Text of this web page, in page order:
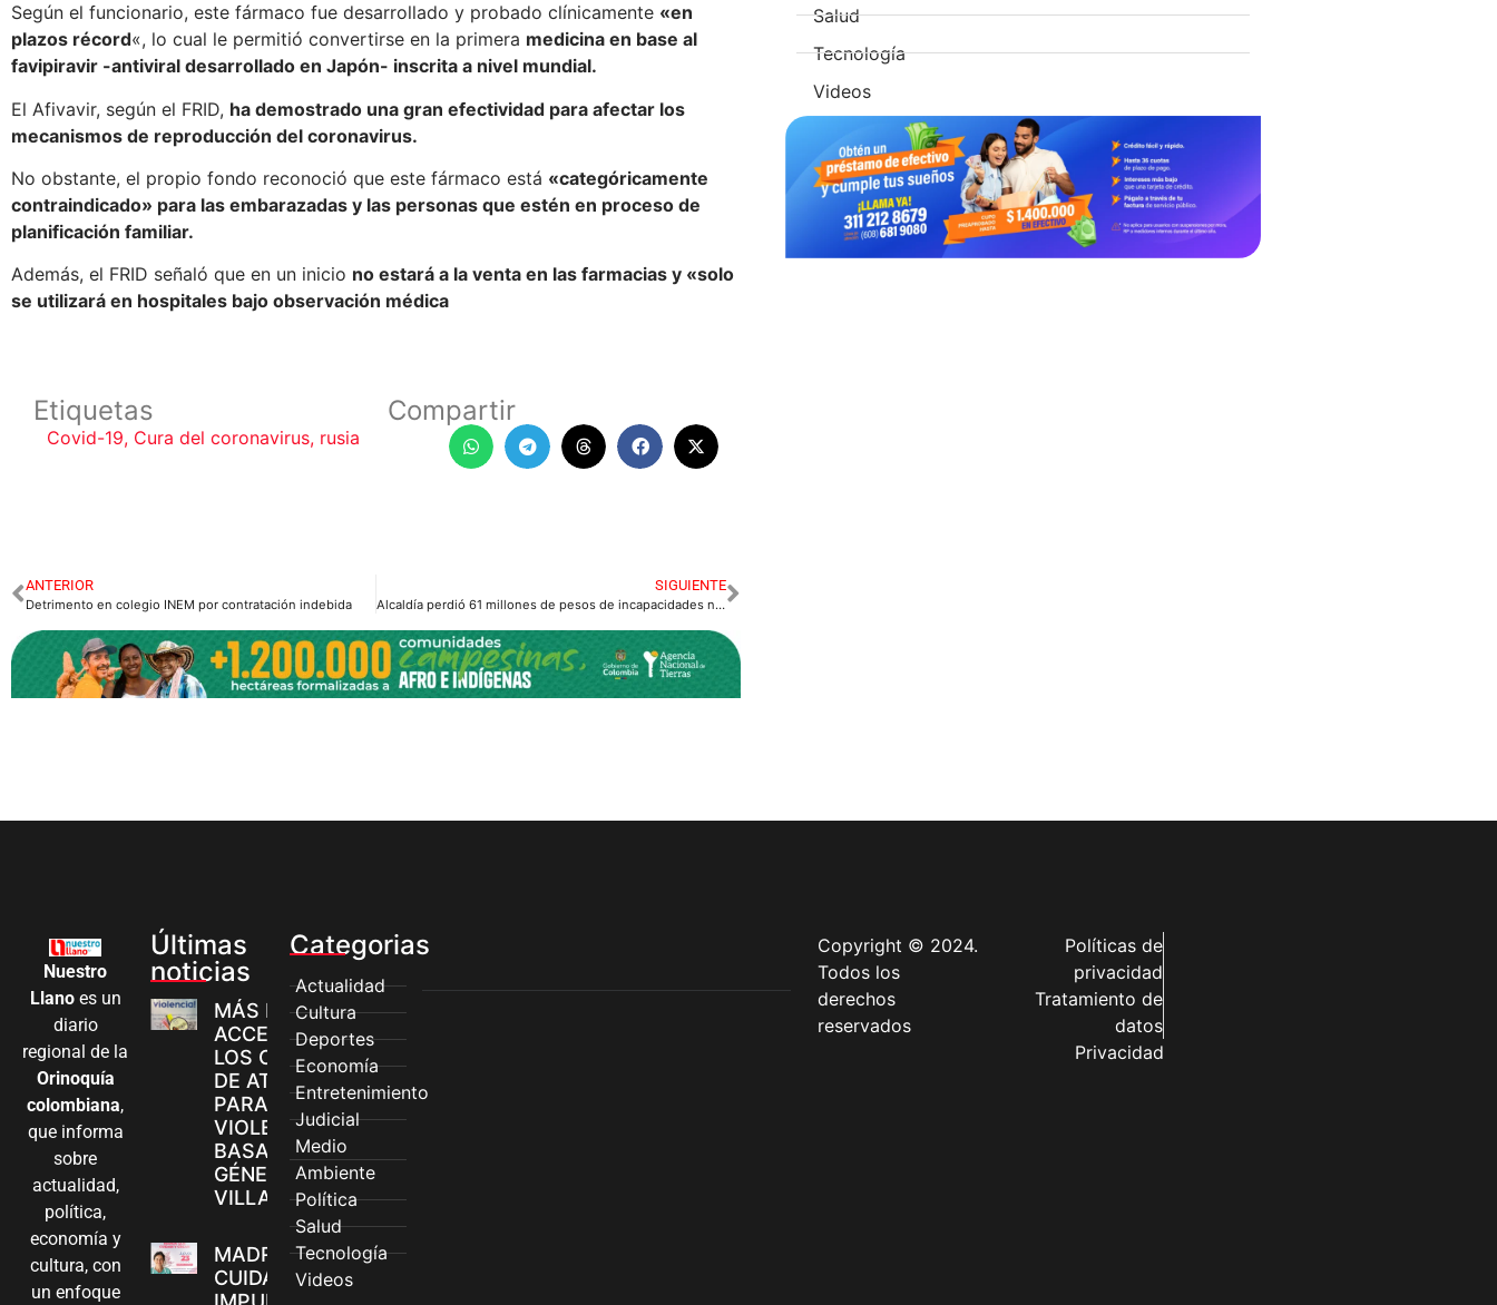
Según el funcionario, este fármaco fue desarrollado y probado clínicamente «en
plazos récord«, lo cual le permitió convertirse en la primera medicina en base al
favipiravir -antiviral desarrollado en Japón- inscrita a nivel mundial.
El Afivavir, según el FRID, ha demostrado una gran efectividad para afectar los
mecanismos de reproducción del coronavirus.
No obstante, el propio fondo reconoció que este fármaco está «categóricamente
contraindicado» para las embarazadas y las personas que estén en proceso de
planificación familiar.
Además, el FRID señaló que en un inicio no estará a la venta en las farmacias y «solo
se utilizará en hospitales bajo observación médica
Etiquetas
Covid-19, Cura del coronavirus, rusia
Compartir
ANTERIOR
Detrimento en colegio INEM por contratación indebida
SIGUIENTE
Alcaldía perdió 61 millones de pesos de incapacidades no cobradas
Salud
Tecnología
Videos
Nuestro
Llanoes un
diario
regional de la
Orinoquía
colombiana,
que informa
sobre
actualidad,
política,
economía y
cultura, con
un enfoque
Últimas
noticias
MÁS MUJERES
ACCEDEN A
LOS CANALES
DE ATENCIÓN
PARA
VIOLENCIAS
BASADAS EN
GÉNERO EN
VILLAVICENCIO
MADRES
CUIDADORAS
Categorias
Actualidad
Cultura
Deportes
Economía
Entretenimiento
Judicial
Medio
Ambiente
Política
Salud
Tecnología
Videos
Copyright © 2024.
Todos los
derechos
reservados
Políticas de
privacidad
Tratamiento de
datos
Privacidad